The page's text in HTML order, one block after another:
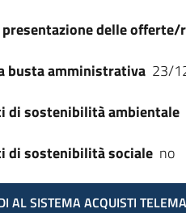
presentazione delle
busta amministrativa 23/
di sostenibilità ambientale
di sostenibilità sociale no
AL SISTEMA ACQUISTI